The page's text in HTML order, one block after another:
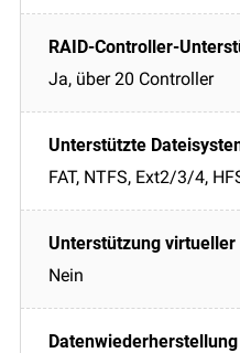
Ja, über 20 Controller
FAT, NTFS, Ext2/3/4,
Nein